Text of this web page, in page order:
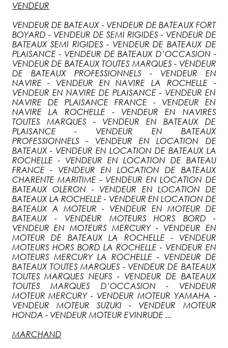
VENDEUR
VENDEUR DE BATEAUX - VENDEUR DE BATEAUX FORT
BOYARD - VENDEUR DE SEMI RIGIDES - VENDEUR DE
BATEAUX SEMI RIGIDES - VENDEUR DE BATEAUX DE
PLAISANCE - VENDEUR DE BATEAUX D’OCCASION -
VENDEUR DE BATEAUX TOUTES MARQUES - VENDEUR
DE BATEAUX PROFESSIONNELS - VENDEUR EN
NAVIRE - VENDEUR EN NAVIRE LA ROCHELLE -
VENDEUR EN NAVIRE DE PLAISANCE - VENDEUR EN
NAVIRE DE PLAISANCE FRANCE - VENDEUR EN
NAVIRE LA ROCHELLE - VENDEUR EN NAVIRES
TOUTES MARQUES - VENDEUR EN BATEAUX DE
PLAISANCE - VENDEUR EN BATEAUX
PROFESSIONNELS - VENDEUR EN LOCATION DE
BATEAUX - VENDEUR EN LOCATION DE BATEAUX LA
ROCHELLE - VENDEUR EN LOCATION DE BATEAU
FRANCE - VENDEUR EN LOCATION DE BATEAUX
CHARENTE MARITIME - VENDEUR EN LOCATION DE
BATEAUX OLERON - VENDEUR EN LOCATION DE
BATEAUX LA ROCHELLE - VENDEUR EN LOCATION DE
BATEAUX A MOTEUR - VENDEUR EN MOTEUR DE
BATEAUX - VENDEUR MOTEURS HORS BORD -
VENDEUR EN MOTEURS MERCURY - VENDEUR EN
MOTEUR DE BATEAUX LA ROCHELLE - VENDEUR
MOTEURS HORS BORD LA ROCHELLE - VENDEUR EN
MOTEURS MERCURY LA ROCHELLE - VENDEUR DE
BATEAUX TOUTES MARQUES - VENDEUR DE BATEAUX
TOUTES MARQUES NEUFS - VENDEUR DE BATEAUX
TOUTES MARQUES D’OCCASION - VENDEUR
MOTEUR MERCURY - VENDEUR MOTEUR YAMAHA -
VENDEUR MOTEUR SUZUKI - VENDEUR MOTEUR
HONDA - VENDEUR MOTEUR EVINRUDE ...
MARCHAND